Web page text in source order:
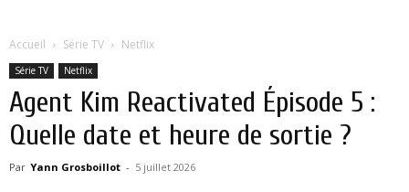
Accueil Série TV Netflix
Série TV Netflix
Agent Kim Reactivated Épisode 5 :
Quelle date et heure de sortie ?
Par Yann Grosboillot - 5 juillet 2026